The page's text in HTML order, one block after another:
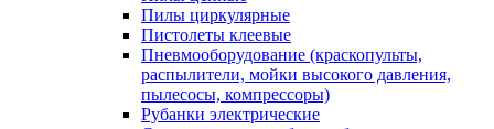
Пилы циркулярные
Пистолеты клеевые
Пневмооборудование (краскопульты,
распылители, мойки высокого давления,
пылесосы, компрессоры)
Рубанки электрические